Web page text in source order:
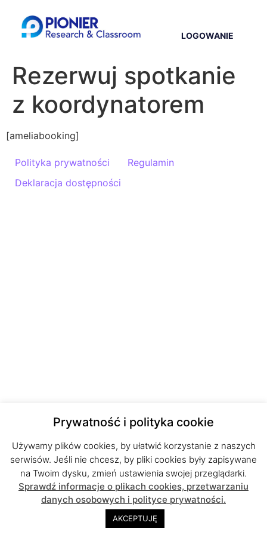
LOGOWANIE
Rezerwuj spotkanie
z koordynatorem
[ameliabooking]
Polityka prywatności
Regulamin
Deklaracja dostępności
Prywatność i polityka cookie
Używamy plików cookies, by ułatwić korzystanie z naszych
serwisów. Jeśli nie chcesz, by pliki cookies były zapisywane
na Twoim dysku, zmień ustawienia swojej przeglądarki.
Sprawdź informacje o plikach cookies, przetwarzaniu
danych osobowych i polityce prywatności.
AKCEPTUJĘ